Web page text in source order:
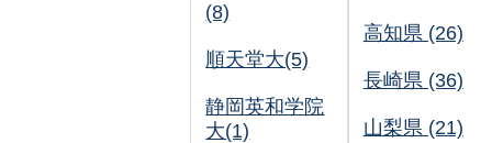
(8)
順天堂大(5)
静岡英和学院
大(1)
高知県 (26)
長崎県 (36)
山梨県 (21)